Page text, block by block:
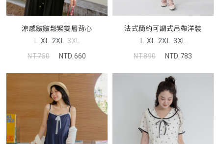
涼感皺皺鬆緊雙層背心
L XL 2XL 3XL
NT.750
NTD.660
法式簡約可調式吊帶洋裝
L XL 2XL 3XL
NT.890
NTD.783